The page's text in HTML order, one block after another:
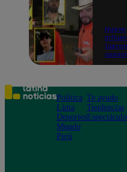
Nueve
fueron
el
Política
Lima
Deportes
Mundo
Perú
Te ayudo
Tendencias